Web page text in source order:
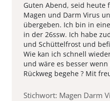
Guten Abend, seid heute
Magen und Darm Virus
übergeben. Ich bin in
in der 26ssw. Ich habe
und Schüttelfrost und
Wie kan ich schnell
und wäre es besser
Rückweg begehe ? Mit
Stichwort: Magen Darm